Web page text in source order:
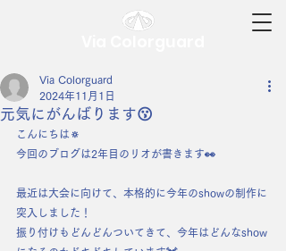
元気にがんばります😗
Via Colorguard
2024年11月1日
こんにちは🔅
今回のブログは2年目のリオが書きます👀
最近は大会に向けて、本格的に今年のshowの制作に
突入しました！
振り付けもどんどんついてきて、今年はどんなshow